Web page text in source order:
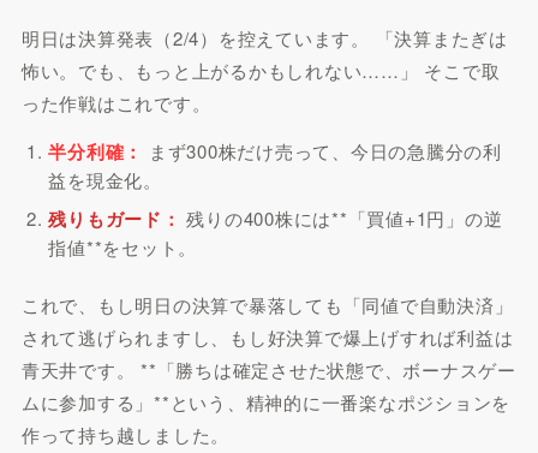
明日は決算発表（2/4）を控えています。 「決算またぎは
怖い。でも、もっと上がるかもしれない……」 そこで取
った作戦はこれです。
半分利確：
まず300株だけ売って、今日の急騰分の利
益を現金化。
残りもガード ： 残りの400株には**「買値+1円」の逆
指値**をセット。
これで、もし明日の決算で暴落しても「同値で自動決済」
されて逃げられますし、もし好決算で爆上げすれば利益は
青天井です。 **「勝ちは確定させた状態で、ボーナスゲー
ムに参加する」**という、精神的に一番楽なポジションを
作って持ち越しました。